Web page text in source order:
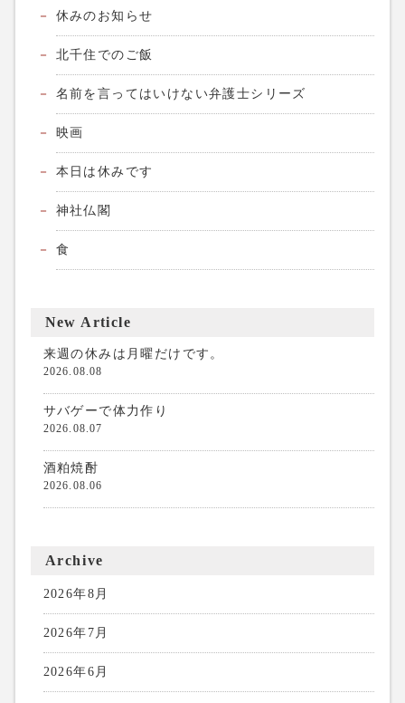
休みのお知らせ
北千住でのご飯
名前を言ってはいけない弁護士シリーズ
映画
本日は休みです
神社仏閣
食
New Article
来週の休みは月曜だけです。
2026.08.08
サバゲーで体力作り
2026.08.07
酒粕焼酎
2026.08.06
Archive
2026年8月
2026年7月
2026年6月